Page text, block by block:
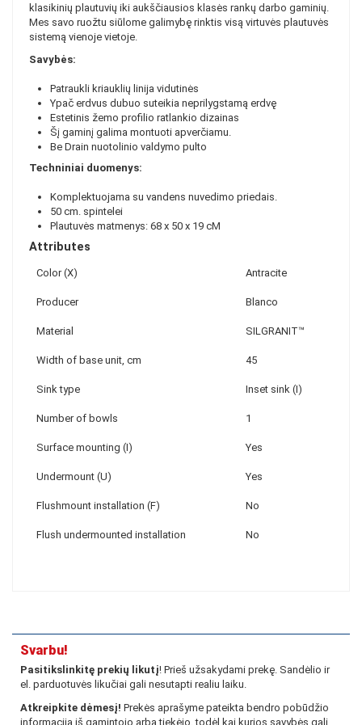
klasikinių plautuvių iki aukščiausios klasės rankų darbo gaminių.
Mes savo ruožtu siūlome galimybę rinktis visą virtuvės plautuvės
sistemą vienoje vietoje.
Savybės:
Patraukli kriauklių linija vidutinės
Ypač erdvus dubuo suteikia neprilygstamą erdvę
Estetinis žemo profilio ratlankio dizainas
Šį gaminį galima montuoti apverčiamu.
Be Drain nuotolinio valdymo pulto
Techniniai duomenys:
Komplektuojama su vandens nuvedimo priedais.
50 cm. spintelei
Plautuvės matmenys: 68 x 50 x 19 cM
Attributes
Color (X) Antracite
Producer Blanco
Material SILGRANIT™
Width of base unit, cm 45
Sink type Inset sink (I)
Number of bowls 1
Surface mounting (I) Yes
Undermount (U) Yes
Flushmount installation (F) No
Flush undermounted installation No
Svarbu!
Pasitikslinkitę prekių likutį! Prieš užsakydami prekę. Sandėlio ir
el. parduotuvės likučiai gali nesutapti realiu laiku.
Atkreipkite dėmesį! Prekės aprašyme pateikta bendro pobūdžio
informacija iš gamintojo arba tiekėjo, todėl kai kurios savybės gali